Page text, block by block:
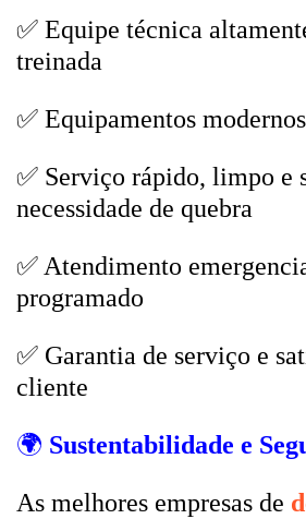
✅ Equipe técnica
treinada
✅ Equipamentos
✅ Serviço rápido, limpo e
necessidade de quebra
✅ Atendimento
programado
✅ Garantia de serviço e
cliente
🌍 Sustentabilidade e
As melhores empresas de